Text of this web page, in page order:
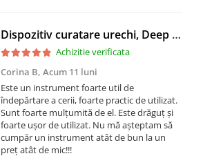
Dispozitiv curatare urechi, Deep Clean, cu micro-aspirare si vibratii
Achizitie verificata
Corina B, Acum 11 luni
Este un instrument foarte util de
îndepărtare a cerii, foarte practic de utilizat.
Sunt foarte mulțumită de el. Este drăguț și
foarte ușor de utilizat. Nu mă așteptam să
cumpăr un instrument atât de bun la un
preț atât de mic!!!